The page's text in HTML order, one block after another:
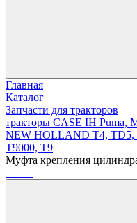
Главная
Каталог
Запчасти для тракторов
тракторы CASE IH Puma,
NEW HOLLAND T4, TD5,
T9000, T9
Муфта крепления